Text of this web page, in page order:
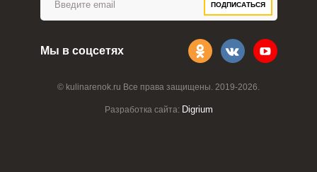
© kulinarenok.ru Все права защищены. 2019-2026.
Разработка сайта: Digrium
ПОДПИСАТЬСЯ
Мы в соцсетях